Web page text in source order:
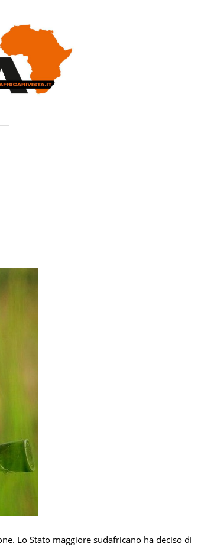
Lo Stato maggiore sudafricano ha deciso di